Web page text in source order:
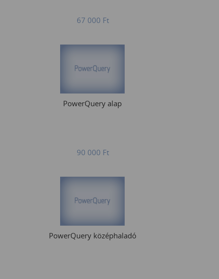
67 000 Ft
PowerQuery alap
90 000 Ft
PowerQuery középhaladó